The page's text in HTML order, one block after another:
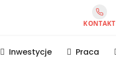
KONTAKT
Inwestycje Praca